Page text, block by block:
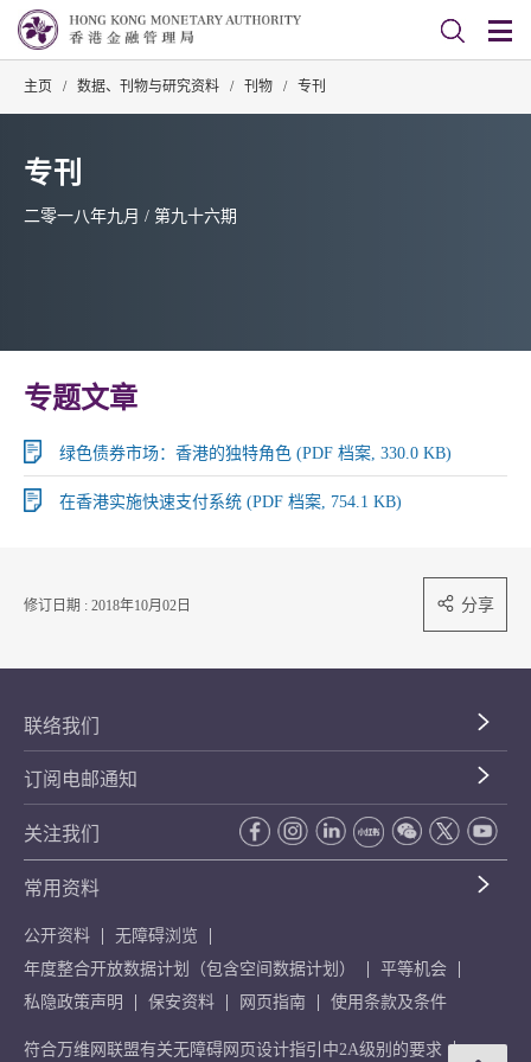
主页 / 数据、刊物与研究资料 / 刊物 / 专刊
专刊
二零一八年九月 / 第九十六期
专题文章
绿色债券市场：香港的独特角色 (PDF 档案, 330.0 KB)
在香港实施快速支付系统 (PDF 档案, 754.1 KB)
修订日期 : 2018年10月02日 分享
联络我们
订阅电邮通知
关注我们
常用资料
公开资料
无障碍浏览
年度整合开放数据计划（包含空间数据计划）
平等机会
私隐政策声明
保安资料 网页指南 使用条款及条件
符合万维网联盟有关无障碍网页设计指引中2A级别的要求